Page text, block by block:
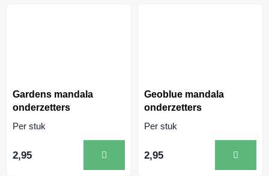
Gardens mandala
onderzetters
Per stuk
2,95
Geoblue mandala
onderzetters
Per stuk
2,95